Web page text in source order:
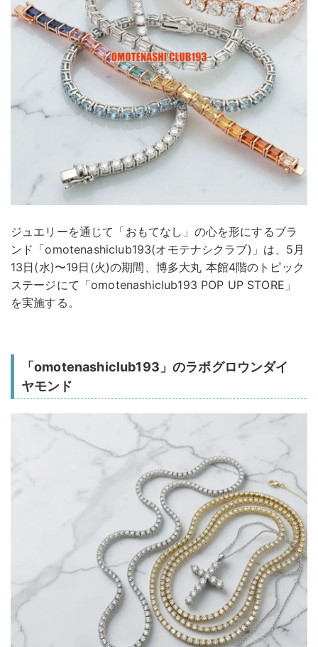
ジュエリーを通じて「おもてなし」の心を形にするブラ
ンド「omotenashiclub193(オモテナシクラブ)」は、5月
13日(水)〜19日(火)の期間、博多大丸 本館4階のトピック
ステージにて「omotenashiclub193 POP UP STORE」
を実施する。
「omotenashiclub193」のラボグロウンダイ
ヤモンド